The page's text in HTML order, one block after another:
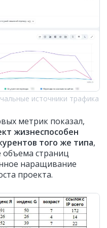
источники трафика
метрик показал,
жизнеспособен
того же типа,
объема страниц
наращивание
проекта.